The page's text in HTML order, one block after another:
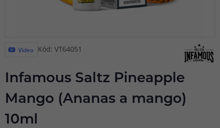
Video Kód: VT64051
Infamous Saltz Pineapple
Mango (Ananas a mango)
10ml